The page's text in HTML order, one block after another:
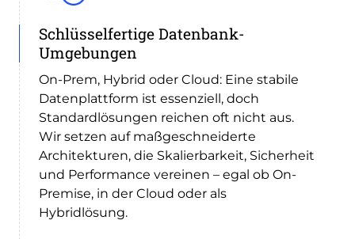
Schlüsselfertige Datenbank-
Umgebungen
On-Prem, Hybrid oder Cloud: Eine stabile
Datenplattform ist essenziell, doch
Standardlösungen reichen oft nicht aus.
Wir setzen auf maßgeschneiderte
Architekturen, die Skalierbarkeit, Sicherheit
und Performance vereinen – egal ob On-
Premise, in der Cloud oder als
Hybridlösung.